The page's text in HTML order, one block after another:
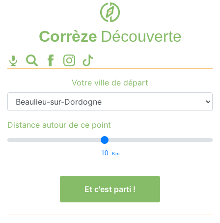
Corrèze Découverte
Votre ville de départ
Distance autour de ce point
10 Km
Et c'est parti !